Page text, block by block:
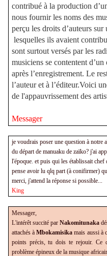
contribué à la production
nous fournir les noms des
perçu les droits d’auteurs
lesquelles ils avaient
sont surtout versés par les
musiciens se contentent
après l’enregistrement. Le
l’auteur et à l’éditeur.Voici
de l'appauvrissement des
Messager
je voudrais poser une question à notre
du départ de manuaku de zaïko? j'ai
l'époque. et puis qui les établissait chef
pense avoir lu qlq part (à conifirmer)
merci, j'attend la réponse si possible...
King
Messager,
L'intérêt succité parNakomitunaka
attachés àMbokamisika mais aussi à
points précis, tu dois te rejouir. Ce
problème épineux de la musique